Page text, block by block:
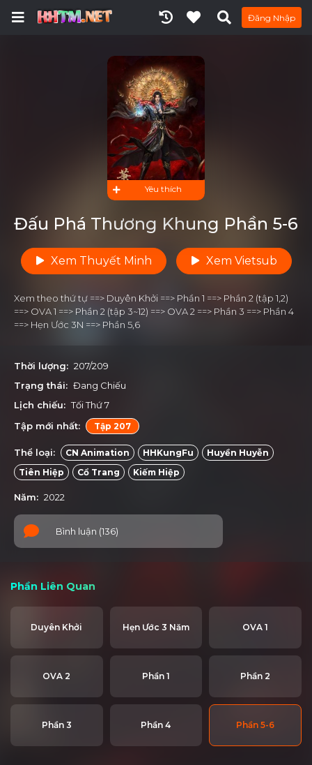
Đăng Nhập
Yêu thích
Đấu Phá Thương Khung Phần 5-6
Xem Thuyết Minh Xem Vietsub
Xem theo thứ tự ==> Duyên Khởi ==> Phần 1 ==> Phần 2 (tập 1,2)
==> OVA 1 ==> Phần 2 (tập 3~12) ==> OVA 2 ==> Phần 3 ==> Phần 4
==> Hẹn Ước 3N ==> Phần 5,6
Thời lượng: 207/209
Trạng thái: Đang Chiếu
Lịch chiếu: Tối Thứ 7
Tập mới nhất:
Tập 207
Thể loại: CN Animation HHKungFu
Huyền Huyễn
Tiên Hiệp
Cổ Trang Kiếm Hiệp
Năm: 2022
Bình luận (136)
Phần Liên Quan
Duyên Khởi Hẹn Ước 3 Năm OVA 1
OVA 2 Phần 1 Phần 2
Phần 3 Phần 4 Phần 5-6